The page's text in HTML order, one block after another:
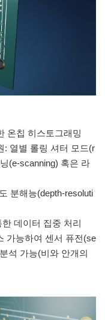
온칩 히스토그래밍
: 열별 롤링 셔터 모드(r
(e-scanning) 혹은 라
분해능(depth-resoluti
데이터 집중 처리
가능하여 센서 퓨전(se
석 가능(비와 안개의